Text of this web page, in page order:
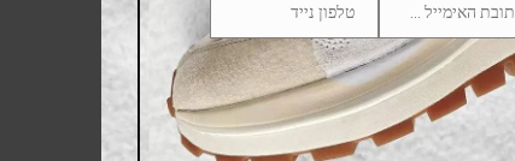
Phone
Number
טלפון נייד